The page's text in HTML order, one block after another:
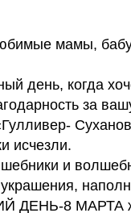
мамы,
день, когда
за
исчезли.
и
ДЕНЬ-8 МАРТА